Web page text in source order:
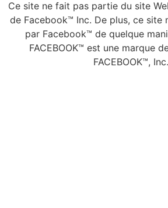
Ce site ne fait pas partie du site
de Facebook™ Inc. De plus, ce site
par Facebook™ de quelque
FACEBOOK™ est une marque
FACEBOOK™, Inc.